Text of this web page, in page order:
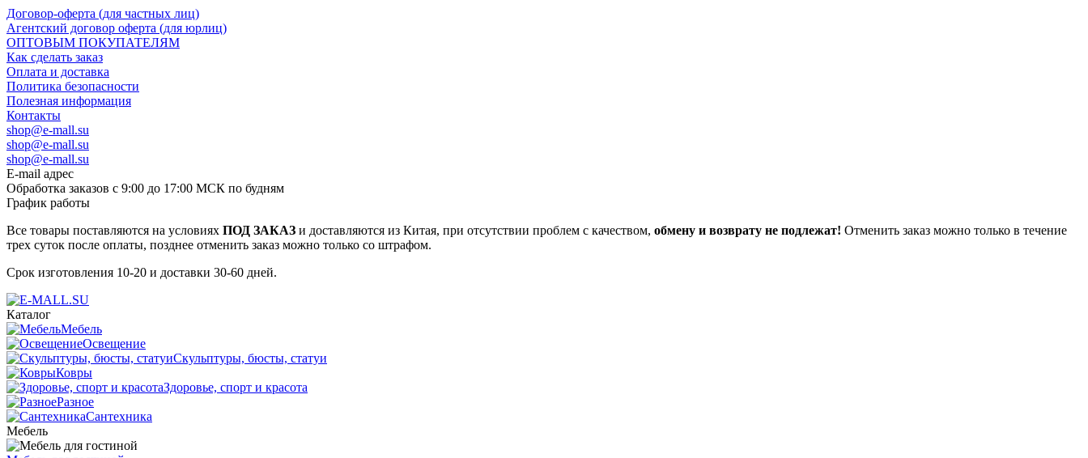
Договор-оферта (для частных лиц)
Агентский договор оферта (для юрлиц)
ОПТОВЫМ ПОКУПАТЕЛЯМ
Как сделать заказ
Оплата и доставка
Политика безопасности
Полезная информация
Контакты
shop@e-mall.su
shop@e-mall.su
shop@e-mall.su
E-mail адрес
Обработка заказов с 9:00 до 17:00 МСК по будням
График работы
Все товары поставляются на условиях ПОД ЗАКАЗ и доставляются из Китая, при отсутствии проблем с качеством, обмену и возврату не подлежат! Отменить заказ можно только в течение
трех суток после оплаты, позднее отменить заказ можно только со штрафом.
Срок изготовления 10-20 и доставки 30-60 дней.
Каталог
Мебель
Освещение
Скульптуры, бюсты, статуи
Ковры
Здоровье, спорт и красота
Разное
Сантехника
Мебель